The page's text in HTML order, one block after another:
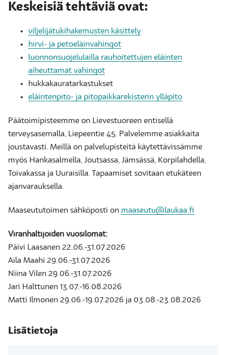
Keskeisiä tehtäviä ovat:
viljelijätukihakemusten käsittely
hirvi- ja petoeläinvahingot
luonnonsuojelulailla rauhoitettujen eläinten
aiheuttamat vahingot
hukkakauratarkastukset
eläintenpito- ja pitopaikkarekisterin ylläpito
Päätoimipisteemme on Lievestuoreen entisellä
terveysasemalla, Liepeentie 45. Palvelemme asiakkaita
joustavasti. Meillä on palvelupisteitä käytettävissämme
myös Hankasalmella, Joutsassa, Jämsässä, Korpilahdella,
Toivakassa ja Uuraisilla. Tapaamiset sovitaan etukäteen
ajanvarauksella.
Maaseututoimen sähköposti on maaseutu@laukaa.fi
Viranhaltijoiden vuosilomat:
Päivi Laasanen 22.06.-31.07.2026
Aila Maahi 29.06.-31.07.2026
Niina Vilen 29.06.-31.07.2026
Jari Halttunen 13.07.-16.08.2026
Matti Ilmonen 29.06.-19.07.2026 ja 03.08.-23.08.2026
Lisätietoja